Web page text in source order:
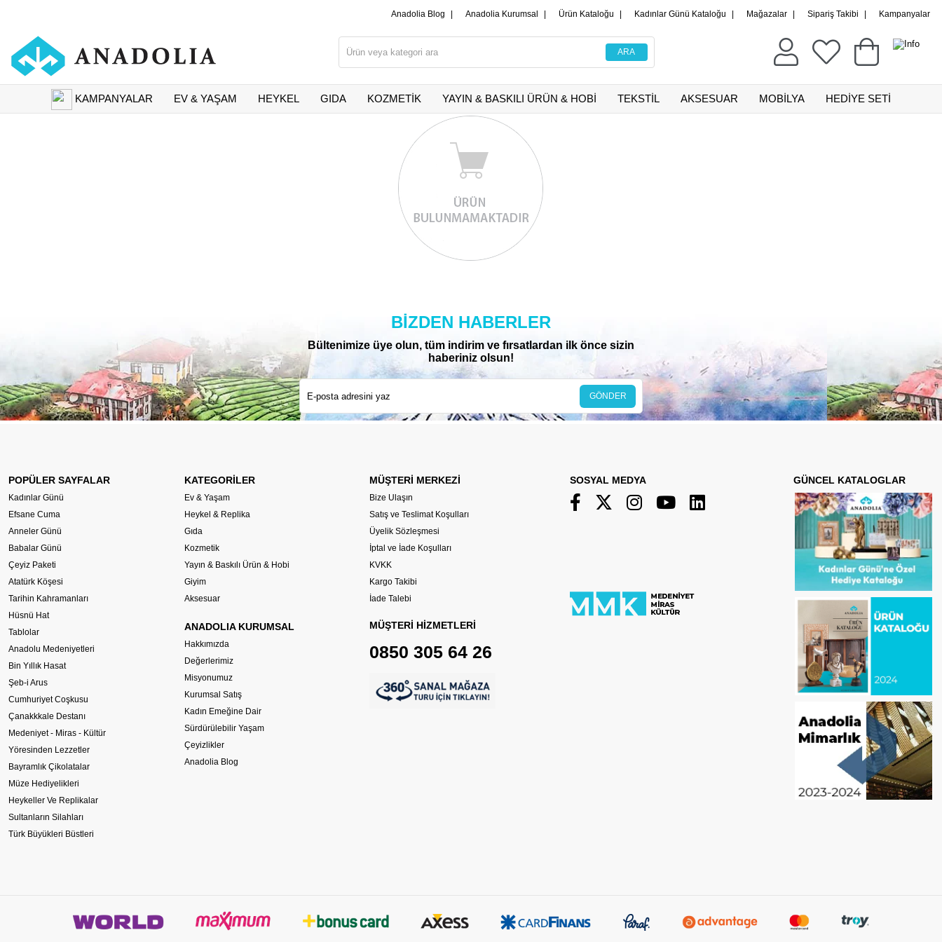
Anadolia Blog Anadolia Kurumsal Ürün Kataloğu Kadınlar Günü Kataloğu Mağazalar Sipariş Takibi Kampanyalar
KAMPANYALAR EV & YAŞAM HEYKEL GIDA KOZMETİK YAYIN & BASKILI ÜRÜN & HOBİ TEKSTİL AKSESUAR MOBİLYA HEDİYE SETİ
BIZDEN HABERLER
Bültenimize üye olun, tüm indirim ve fırsatlardan ilk önce sizin
haberiniz olsun!
GÖNDER
POPÜLER SAYFALAR
Kadınlar Günü
Efsane Cuma
Anneler Günü
Babalar Günü
Çeyiz Paketi
Atatürk Köşesi
Tarihin Kahramanları
Hüsnü Hat
Tablolar
Anadolu Medeniyetleri
Bin Yıllık Hasat
Şeb-i Arus
Cumhuriyet Coşkusu
Çanakkkale Destanı
Medeniyet - Miras - Kültür
Yöresinden Lezzetler
Bayramlık Çikolatalar
Müze Hediyelikleri
Heykeller Ve Replikalar
Sultanların Silahları
Türk Büyükleri Büstleri
KATEGORİLER
Ev & Yaşam
Heykel & Replika
Gıda
Kozmetik
Yayın & Baskılı Ürün & Hobi
Giyim
Aksesuar
ANADOLIA KURUMSAL
Hakkımızda
Değerlerimiz
Misyonumuz
Kurumsal Satış
Kadın Emeğine Dair
Sürdürülebilir Yaşam
Çeyizlikler
Anadolia Blog
MÜŞTERİ MERKEZİ
Bize Ulaşın
Satış ve Teslimat Koşulları
Üyelik Sözleşmesi
İptal ve İade Koşulları
KVKK
Kargo Takibi
İade Talebi
MÜŞTERİ HİZMETLERİ
0850 305 64 26
SOSYAL MEDYA GÜNCEL KATALOGLAR